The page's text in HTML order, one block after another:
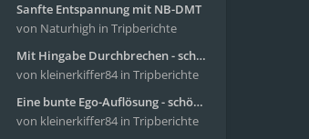
Sanfte Entspannung mit NB-DMT
von Naturhigh in Tripberichte
Mit Hingabe Durchbrechen - schöne Reise mit 4g Pilze
von kleinerkiffer84 in Tripberichte
Eine bunte Ego-Auflösung - schöne Reise mit 4-AcO-DMT
von kleinerkiffer84 in Tripberichte